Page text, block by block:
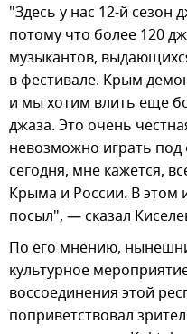
"Здесь у нас 12-й сезон
потому что более 120
музыкантов,
в фестивале. Крым
и мы хотим влить еще
джаза. Это очень
невозможно играть под
сегодня, мне кажется,
Крыма и России. В этом
посыл", — сказал
По его мнению,
культурное
воссоединения этой
поприветствовал